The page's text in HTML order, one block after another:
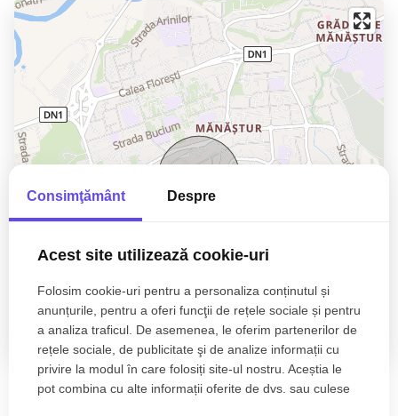
Consimţământ Despre
Acest site utilizează cookie-uri
Folosim cookie-uri pentru a personaliza conținutul și
anunțurile, pentru a oferi funcţii de rețele sociale și pentru
a analiza traficul. De asemenea, le oferim partenerilor de
rețele sociale, de publicitate şi de analize informații cu
privire la modul în care folosiți site-ul nostru. Aceștia le
pot combina cu alte informații oferite de dvs. sau culese